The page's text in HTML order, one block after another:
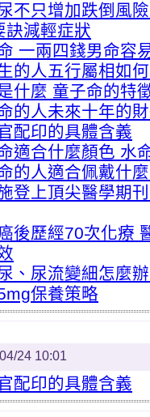
不只增加跌倒風
訣減輕症狀
一兩四錢男命容
的人五行屬相如
什麼 童子命的特
的人未來十年的
配印的具體含義
適合什麼顏色 水
的人適合佩戴什
登上頂尖醫學期
後歷經70次化療
、尿流變細怎麼
保養策略
24 10:01
配印的具體含義